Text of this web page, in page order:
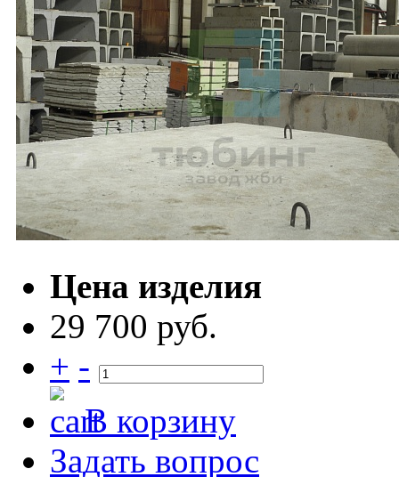
Цена изделия
29 700 руб.
+ -
В корзину
Задать вопрос